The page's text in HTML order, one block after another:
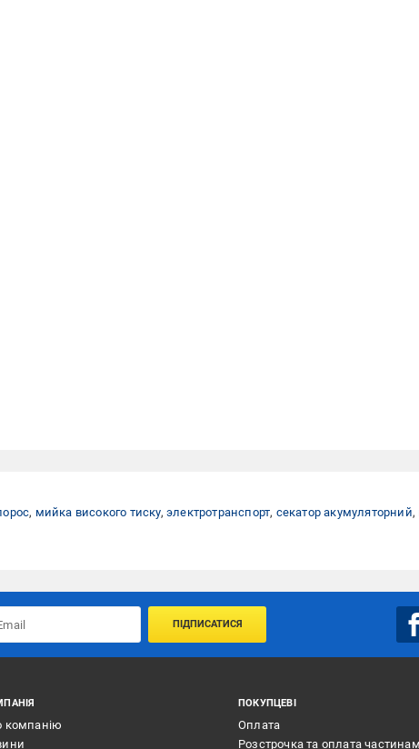
, мийка високого тиску, электротранспорт, секатор акумуляторний,
ПІДПИСАТИСЯ
компанію
ПОКУПЦЕВІ
Оплата
Розстрочка та оплата